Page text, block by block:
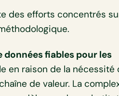
des efforts concentrés
données fiables pour les
en raison de la nécessité
de valeur. La